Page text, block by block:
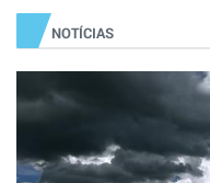
NOTÍCIAS